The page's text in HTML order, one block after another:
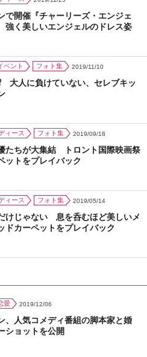
で開催『チャーリーズ・エンジェ
く美しいエンジェルのドレス姿
ベント フォト集 2019/11/10
大人に負けていない、セレブキッ
ィース フォト集 2019/09/18
たちが大集結 トロント国際映画祭
ットをプレイバック
ィース フォト集 2019/05/14
けじゃない 息を呑むほど美しいメ
ドカーペットをプレイバック
愛 2019/12/06
、人気コメディ番組の脚本家と婚
ョットを公開